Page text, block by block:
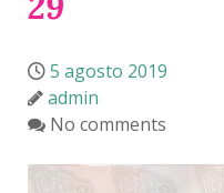
5 agosto 2019
admin
No comments